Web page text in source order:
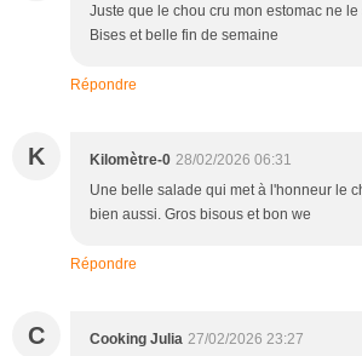
Juste que le chou cru mon estomac ne le
Bises et belle fin de semaine
Répondre
K Kilomètre-0 28/02/2026 06:31
Une belle salade qui met à l'honneur le
bien aussi. Gros bisous et bon we
Répondre
C Cooking Julia 27/02/2026 23:27